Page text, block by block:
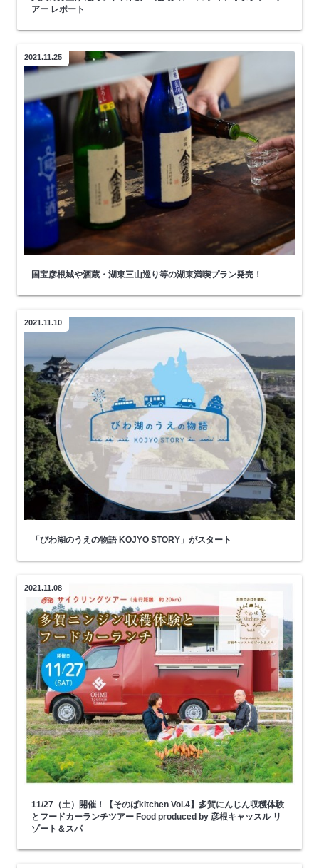
アー レポート
2021.11.25
国宝彦根城や酒蔵・湖東三山巡り等の湖東満喫プラン発売！
2021.11.10
「びわ湖のうえの物語 KOJYO STORY」がスタート
2021.11.08
11/27（土）開催！【そのばkitchen Vol.4】多賀にんじん収穫体験
とフードカーランチツアー Food produced by 彦根キャッスル リ
ゾート＆スパ